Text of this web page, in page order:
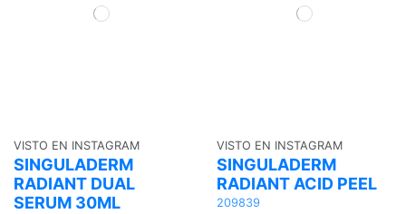
VISTO EN INSTAGRAM
SINGULADERM
RADIANT DUAL
SERUM 30ML
VISTO EN INSTAGRAM
SINGULADERM
RADIANT ACID PEEL
209839